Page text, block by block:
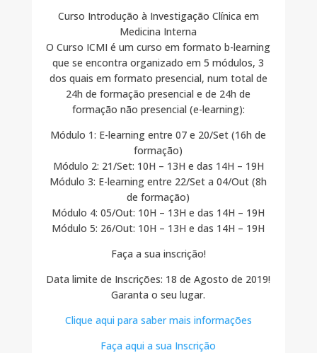
Curso Introdução à Investigação Clínica em
Medicina Interna
O Curso ICMI é um curso em formato b-learning
que se encontra organizado em 5 módulos, 3
dos quais em formato presencial, num total de
24h de formação presencial e de 24h de
formação não presencial (e-learning):
Módulo 1: E-learning entre 07 e 20/Set (16h de
formação)
Módulo 2: 21/Set: 10H – 13H e das 14H – 19H
Módulo 3: E-learning entre 22/Set a 04/Out (8h
de formação)
Módulo 4: 05/Out: 10H – 13H e das 14H – 19H
Módulo 5: 26/Out: 10H – 13H e das 14H – 19H
Faça a sua inscrição!
Data limite de Inscrições: 18 de Agosto de 2019!
Garanta o seu lugar.
Clique aqui para saber mais informações
Faça aqui a sua Inscrição